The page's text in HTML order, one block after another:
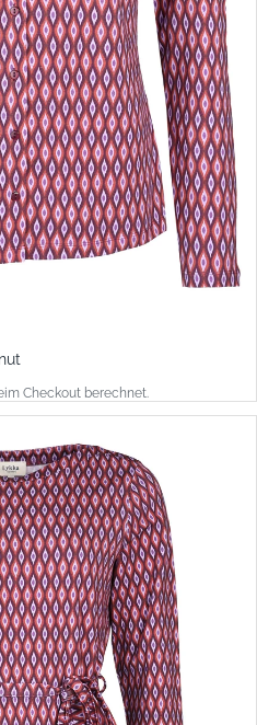
Checkout berechnet.